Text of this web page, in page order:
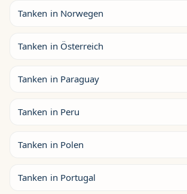
Tanken in Norwegen
Tanken in Österreich
Tanken in Paraguay
Tanken in Peru
Tanken in Polen
Tanken in Portugal